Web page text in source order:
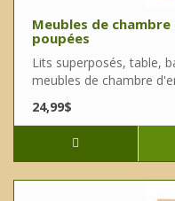
Meubles de
poupées
Lits superposés, table,
meubles de chambre
24,99$